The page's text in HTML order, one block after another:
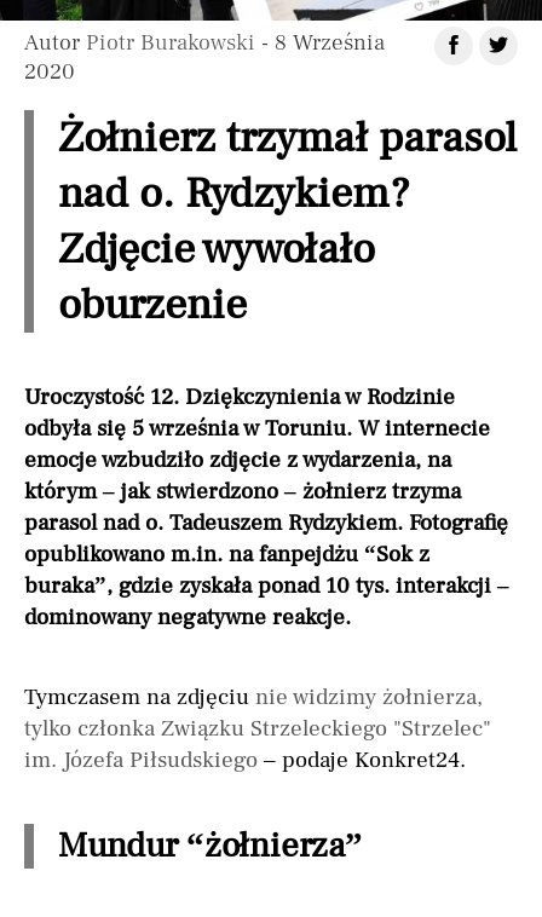
Autor Piotr Burakowski - 8 Września
2020
Żołnierz trzymał parasol
nad o. Rydzykiem?
Zdjęcie wywołało
oburzenie
Uroczystość 12. Dziękczynienia w Rodzinie
odbyła się 5 września w Toruniu. W internecie
emocje wzbudziło zdjęcie z wydarzenia, na
którym – jak stwierdzono – żołnierz trzyma
parasol nad o. Tadeuszem Rydzykiem. Fotografię
opublikowano m.in. na fanpejdżu “Sok z
buraka”, gdzie zyskała ponad 10 tys. interakcji –
dominowany negatywne reakcje.
Tymczasem na zdjęciu nie widzimy żołnierza,
tylko członka Związku Strzeleckiego "Strzelec"
im. Józefa Piłsudskiego– podaje Konkret24.
Mundur “żołnierza”